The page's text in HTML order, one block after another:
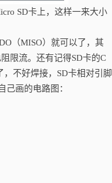
SD卡上，这样一来大小
（MISO）就可以了，其
限流。还有记得SD卡的C
不好焊接，SD卡相对引脚
画的电路图：